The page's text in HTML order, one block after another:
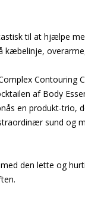
til at hjælpe
kæbelinje,
Contouring
af Body
en produkt-
sund og
den lette og